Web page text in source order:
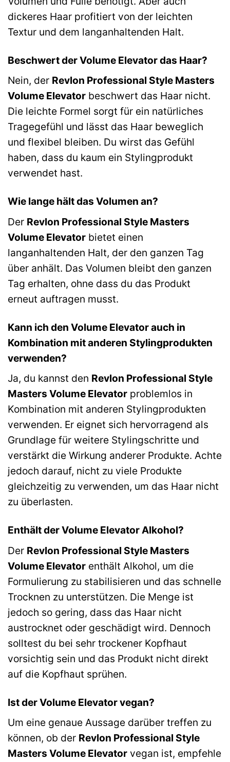
dickeres Haar profitiert von der leichten
Textur und dem langanhaltenden Halt.
Beschwert der Volume Elevator das Haar?
Nein, der Revlon Professional Style Masters
Volume Elevator beschwert das Haar nicht.
Die leichte Formel sorgt für ein natürliches
Tragegefühl und lässt das Haar beweglich
und flexibel bleiben. Du wirst das Gefühl
haben, dass du kaum ein Stylingprodukt
verwendet hast.
Wie lange hält das Volumen an?
Der Revlon Professional Style Masters
Volume Elevator bietet einen
langanhaltenden Halt, der den ganzen Tag
über anhält. Das Volumen bleibt den ganzen
Tag erhalten, ohne dass du das Produkt
erneut auftragen musst.
Kann ich den Volume Elevator auch in
Kombination mit anderen Stylingprodukten
verwenden?
Ja, du kannst den Revlon Professional Style
Masters Volume Elevator problemlos in
Kombination mit anderen Stylingprodukten
verwenden. Er eignet sich hervorragend als
Grundlage für weitere Stylingschritte und
verstärkt die Wirkung anderer Produkte. Achte
jedoch darauf, nicht zu viele Produkte
gleichzeitig zu verwenden, um das Haar nicht
zu überlasten.
Enthält der Volume Elevator Alkohol?
Der Revlon Professional Style Masters
Volume Elevator enthält Alkohol, um die
Formulierung zu stabilisieren und das schnelle
Trocknen zu unterstützen. Die Menge ist
jedoch so gering, dass das Haar nicht
austrocknet oder geschädigt wird. Dennoch
solltest du bei sehr trockener Kopfhaut
vorsichtig sein und das Produkt nicht direkt
auf die Kopfhaut sprühen.
Ist der Volume Elevator vegan?
Um eine genaue Aussage darüber treffen zu
können, ob der Revlon Professional Style
Masters Volume Elevator vegan ist, empfehle